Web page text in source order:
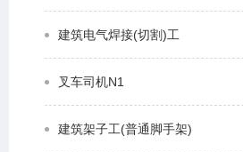
建筑电气焊接(切割)工
叉车司机N1
建筑架子工(普通脚手架)